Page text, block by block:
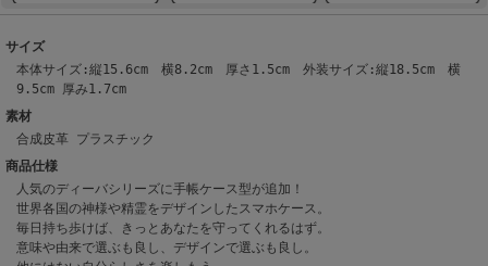
サイズ
本体サイズ:縦15.6cm 横8.2cm 厚さ1.5cm 外装サイズ:縦18.5cm 横
9.5cm 厚み1.7cm
素材
合成皮革 プラスチック
商品仕様
人気のディーバシリーズに手帳ケース型が追加！
世界各国の神様や精霊をデザインしたスマホケース。
毎日持ち歩けば、きっとあなたを守ってくれるはず。
意味や由来で選ぶも良し、デザインで選ぶも良し。